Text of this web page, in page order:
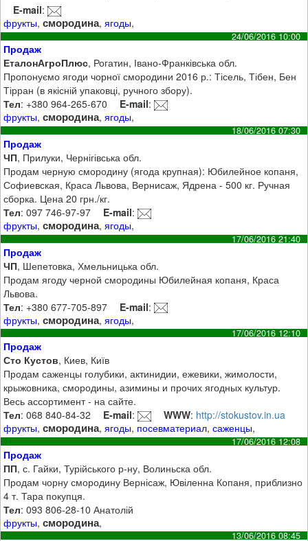
E-mail:
фрукты,смородина,ягоды,
24/06/2016 10:00
Продаж
ЕталонАгроПлюс, Рогатин, Івано-Франківська обл.
Пропонуємо ягоди чорної смородини 2016 р.: Тісель, Тібен, Бен
Тірран (в якісній упаковці, ручного збору).
Тел: +380 964-265-670 E-mail:
фрукты,смородина,ягоды,
18/06/2016 07:30
Продаж
ЧП, Прилуки, Чернігівська обл.
Продам черную смородину (ягода крупная): Юбилейное копаня,
Софиевская, Краса Львова, Вернисаж, Ядрена - 500 кг. Ручная
сборка. Цена 20 грн./кг.
Тел: 097 746-97-97 E-mail:
фрукты,смородина,ягоды,
17/06/2016 21:40
Продаж
ЧП, Шепетовка, Хмельницька обл.
Продам ягоду черной смородины Юбилейная копаня, Краса
Львова.
Тел: +380 677-705-897 E-mail:
фрукты,смородина,ягоды,
17/06/2016 12:10
Продаж
Сто Кустов, Киев, Київ
Продам саженцы голубики, актинидии, ежевики, жимолости,
крыжовника, смородины, азимины и прочих ягодных культур.
Весь ассортимент - на сайте.
Тел: 068 840-84-32 E-mail: WWW: http://stokustov.in.ua
фрукты,смородина,ягоды, посевматериал,саженцы,
17/06/2016 12:08
Продаж
ПП, с. Гайки, Турійського р-ну, Волиньска обл.
Продам чорну смородину Вернісаж, Ювіленна Копаня, приблизно
4 т. Тара покупця.
Тел: 093 806-28-10 Анатолій
фрукты,смородина,
13/06/2016 08:45